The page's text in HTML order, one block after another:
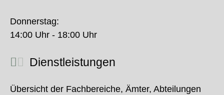
Donnerstag:
14:00 Uhr - 18:00 Uhr
Dienstleistungen
Übersicht der Fachbereiche, Ämter, Abteilungen